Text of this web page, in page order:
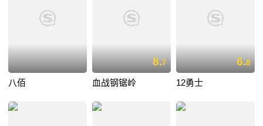
八佰
8.7
血战钢锯岭
6.8
12勇士